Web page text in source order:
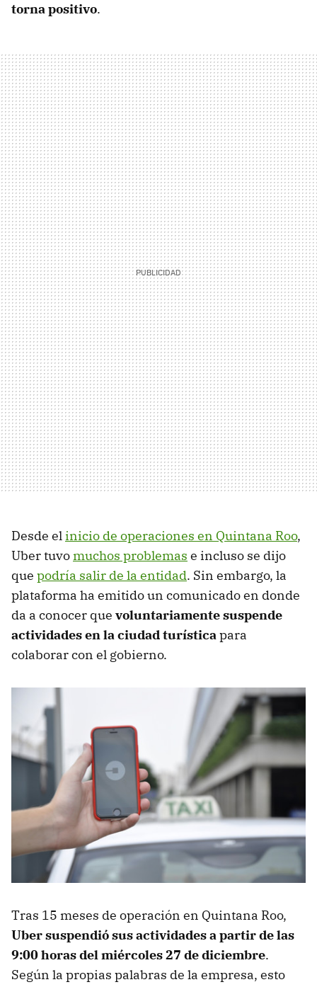
torna positivo.
Desde elinicio de operaciones en Quintana Roo,
Uber tuvomuchos problemas e incluso se dijo
que podría salir de la entidad. Sin embargo, la
plataforma ha emitido un comunicado en donde
da a conocer que voluntariamente suspende
actividades en la ciudad turísticapara
colaborar con el gobierno.
Tras 15 meses de operación en Quintana Roo,
Uber suspendió sus actividades a partir de las
9:00 horas del miércoles 27 de diciembre.
Según la propias palabras de la empresa, esto